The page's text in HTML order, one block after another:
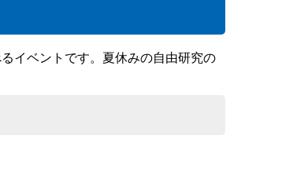
イベントです。夏休みの自由研究の